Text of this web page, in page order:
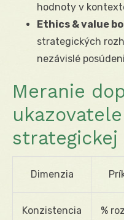
hodnoty v
Ethics & value
strategických
nezávislé
Meranie
strategickej
Dimenzia
Konzistencia
%